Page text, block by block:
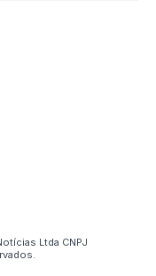
Ltda CNPJ